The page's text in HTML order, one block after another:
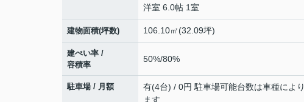
洋室 6.0帖 1室
建物面積(坪数) 106.10㎡(32.09坪)
建ぺい率 /
容積率
50%/80%
駐車場 / 月額
有(4台) / 0円 駐車場可能台数は車種により
ます